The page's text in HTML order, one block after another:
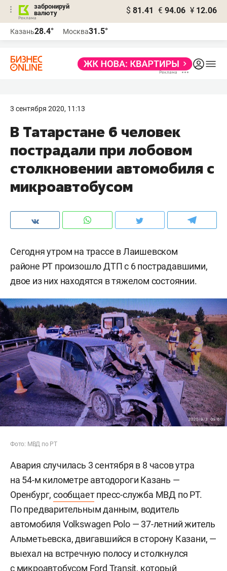
забронируй
валюту
$ 81.41 € 94.06 ¥ 12.06
Казань28.4° Москва31.5°
3 сентября 2020, 11:13
В Татарстане 6 человек
пострадали при лобовом
столкновении автомобиля с
микроавтобусом
Сегодня утром на трассе в Лаишевском
районе РТ произошло ДТП с 6 пострадавшими,
двое из них находятся в тяжелом состоянии.
Фото: МВД по РТ
Авария случилась 3 сентября в 8 часов утра
на 54-м километре автодороги Казань —
Оренбург,сообщаетпресс-служба МВД по РТ.
По предварительным данным, водитель
автомобиля Volkswagen Polo — 37-летний житель
Альметьевска, двигавшийся в сторону Казани, —
выехал на встречную полосу и столкнулся
с микроавтобусом Ford Transit, который